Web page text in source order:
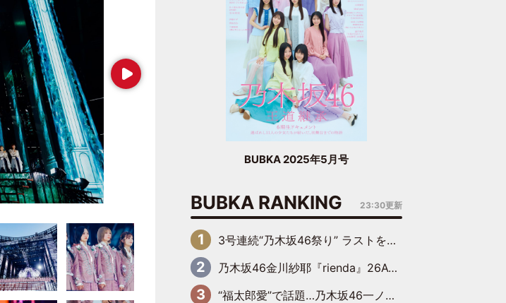
Next
BUBKA 2025年5月号
BUBKA RANKING 23:30更新
3号連続“乃木坂46祭り” ラストを飾るのは賀喜遥香…5年ぶりの登場に「5年分大人になった私を見ていただけたら」
乃木坂46金川紗耶『rienda』26AW LOOKモデルに就任
“福太郎愛”で話題…乃木坂46一ノ瀬美空、地元福岡『めんべい25周年トップサポーター』に就任